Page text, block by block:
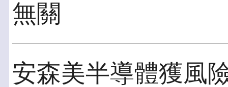
無關
安森美半導體獲風